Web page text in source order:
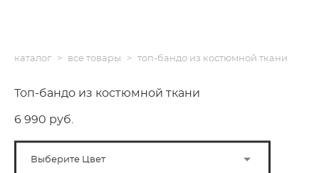
каталог > все товары > топ-бандо из костюмной ткани
Топ-бандо из костюмной ткани
6 990 pуб.
Выберите Цвет